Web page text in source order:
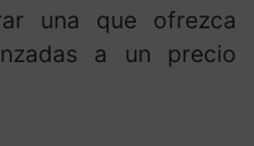
una que ofrezca
a un precio